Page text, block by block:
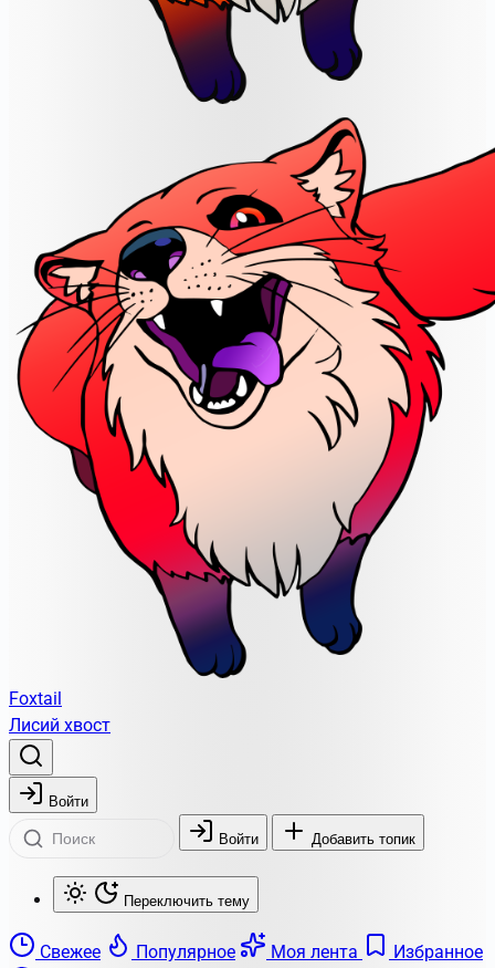
Foxtail
Лисий хвост
Войти
Войти Добавить топик
Переключить тему
Свежее Популярное Моя лента
Избранное